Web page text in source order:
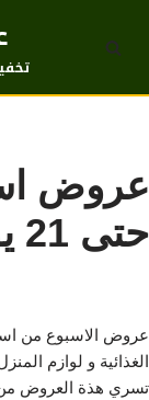
تخطى
حتى 21 يونيو
عروض الاسبوع من
الغذائية و لوازم